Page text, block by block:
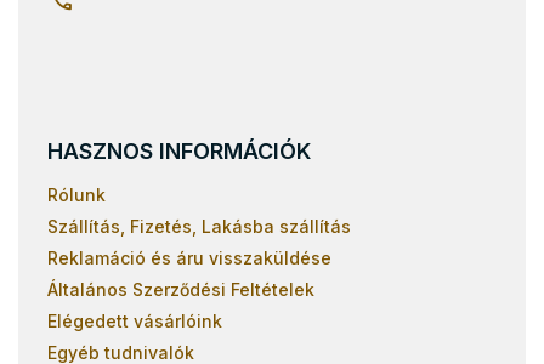
HASZNOS INFORMÁCIÓK
Rólunk
Szállítás, Fizetés, Lakásba szállítás
Reklamáció és áru visszaküldése
Általános Szerződési Feltételek
Elégedett vásárlóink
Egyéb tudnivalók